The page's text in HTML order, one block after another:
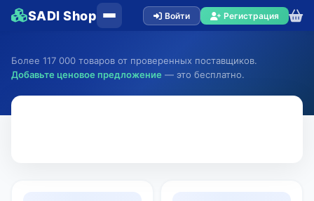
SADI Shop Войти Регистрация
Более 117 000 товаров от проверенных поставщиков.
Добавьте ценовое предложение — это бесплатно.